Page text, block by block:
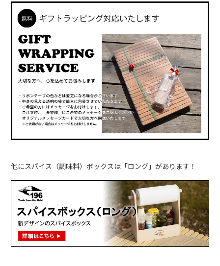
他にスパイス（調味料）ボックスは「ロング」があります！